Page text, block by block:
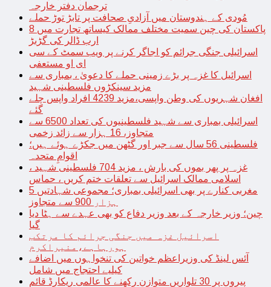
ترجمان دفتر خارجہ
مُودی کے ہندوستان میں آزادیِ صحافت پر تابڑ توڑ حملے
پاکستان کی چین سمیت مختلف ممالک کیساتھ تجارت میں 8
ارب ڈالر کی گڑبڑ
اسرائیلی جنگی جرائم کو اجاگر کرنے پر ویب سمٹ کے سی
ای او مستعفی
اسرائیل کا غزہ پر بڑے زمینی حملے کا دعویٰ ، بمباری سے
مزید سینکڑوں فلسطینی شہید
افغان شہریوں کی وطن واپسی،مزید 4239 افراد واپس چلے
گئے
اسرائیلی بمباری سے شہید فلسطینیوں کی تعداد 6500 سے
متجاوز، 16 ہزار سے زائد زخمی
فلسطینی 56 سال سے جبر اور گٹھن میں جکڑے ہوئے ہیں؛
اقوامِ متحدہ
غزہ پر پھر بموں کی بارش ، مزید 704 فلسطینی شہید ،
اسلامی ممالک اسرائیل سے تعلقات ختم کریں ، حماس
مغربی کنارے پر بھی اسرائیلی بمباری؛ مجموعی شہادتیں 5
ہزار 900 سے متجاوز
چین؛ وزیر خارجہ کے بعد وزیر دفاع کو بھی عہدے سے ہٹا دیا
گیا
اسرائیل غزہ میں جنگی جرائم کا مرتکب
ہورہاہے،منیراکرم
آئس لینڈ کی وزیراعظم خواتین کی تنخواہوں میں اضافے
کیلیے احتجاج میں شامل
پیروں پر 30 تلواریں متوازن رکھنے کا عالمی ریکارڈ قائم